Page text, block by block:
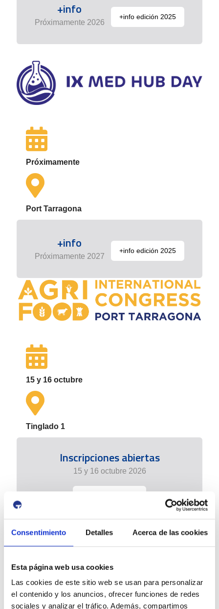
Consentimiento Detalles Acerca de las cookies
Esta página web usa cookies
Las cookies de este sitio web se usan para personalizar
el contenido y los anuncios, ofrecer funciones de redes
sociales y analizar el tráfico. Además, compartimos
+info
Próximamente 2026
+info edición 2025
Próximamente
Port Tarragona
+info
Próximamente 2027
+info edición 2025
15 y 16 octubre
Tinglado 1
Inscripciones abiertas
15 y 16 octubre 2026